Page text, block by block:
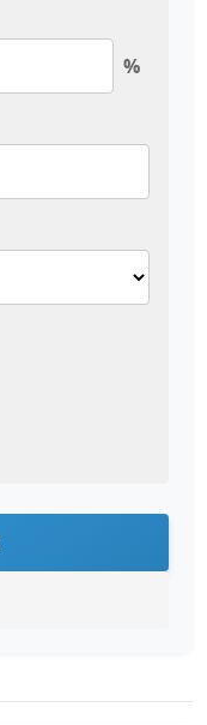
%